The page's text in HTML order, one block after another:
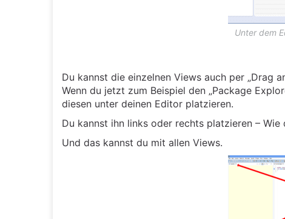
Unter dem
Du kannst die einzelnen Views auch per „Drag
Wenn du jetzt zum Beispiel den „Package
diesen unter deinen Editor platzieren.
Du kannst ihn links oder rechts platzieren – Wie
Und das kannst du mit allen Views.